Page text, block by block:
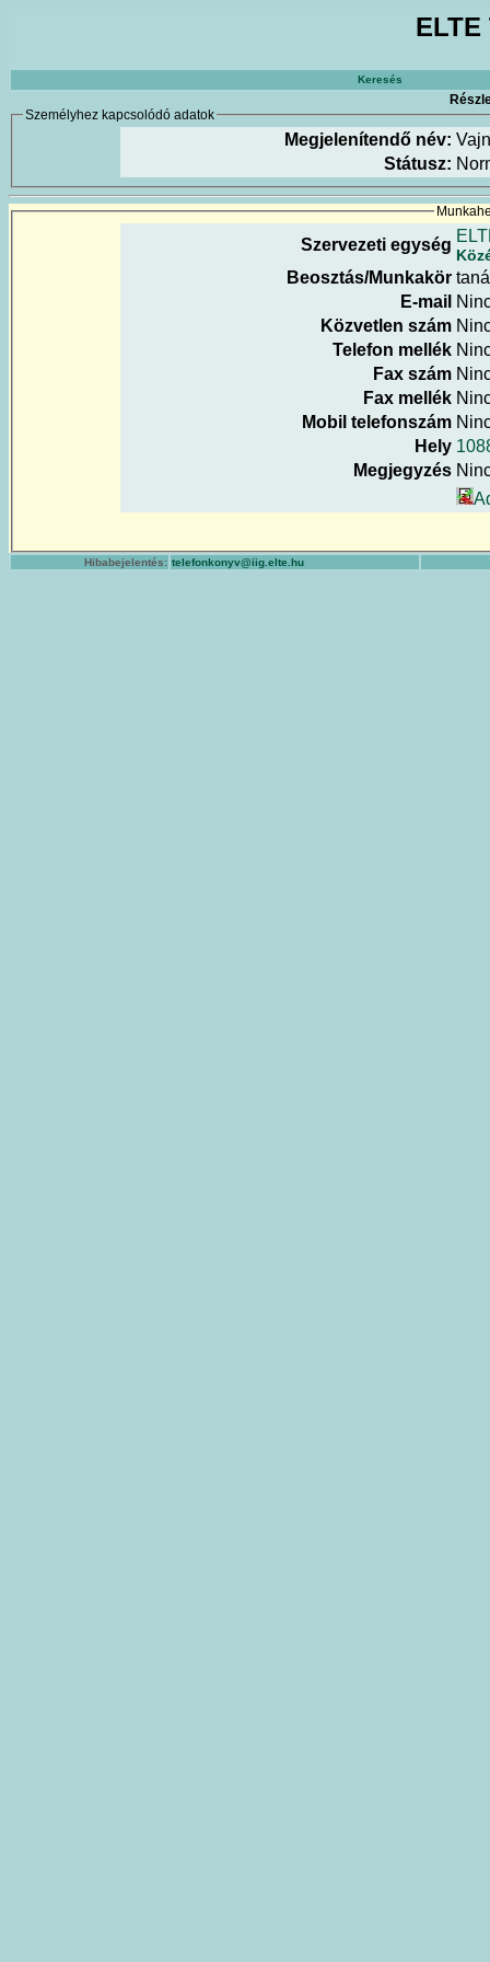
Keresés
Személyhez kapcsolódó adatok
Megjelenítendő név:
Státusz:
Szervezeti egység
Beosztás/Munkakör
E-mail
Közvetlen szám
Telefon mellék
Fax szám
Fax mellék
Mobil telefonszám
Hely
Megjegyzés
Hibabejelentés: telefonkonyv@iig.elte.hu